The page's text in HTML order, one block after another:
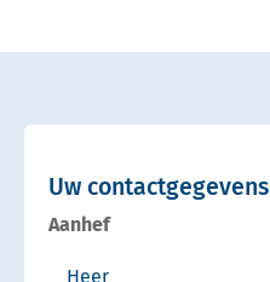
Uw contactgegevens
Aanhef